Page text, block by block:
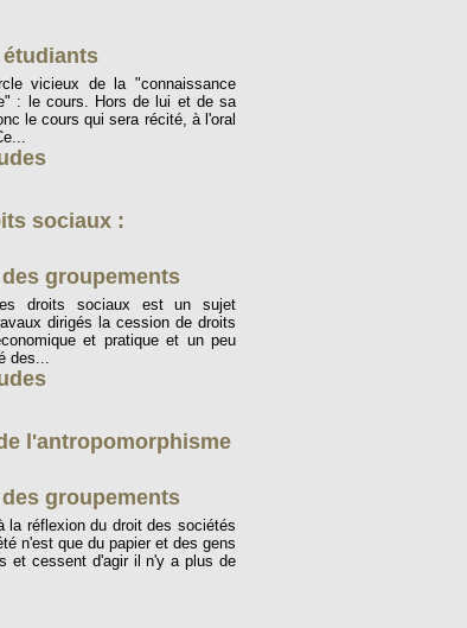
vicieux de la "connaissance
: le cours. Hors de lui et de sa
le cours qui sera récité, à l'oral
sociaux :
groupements
droits sociaux est un sujet
dirigés la cession de droits
et pratique et un peu
des...
l'antropomorphisme
groupements
la réflexion du droit des sociétés
n'est que du papier et des gens
et cessent d'agir il n'y a plus de